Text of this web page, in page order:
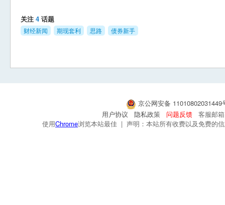
关注 4 话题
财经新闻 期现套利 思路 债券新手
京公网安备
用户协议
隐私政策 问题反馈
客服邮
使用Chrome浏览本站最佳 | 声明：本站所有收费以及免费的